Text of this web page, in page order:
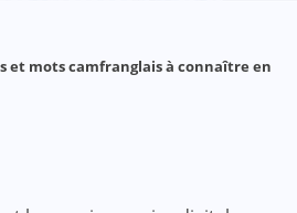
et mots camfranglais à connaître en